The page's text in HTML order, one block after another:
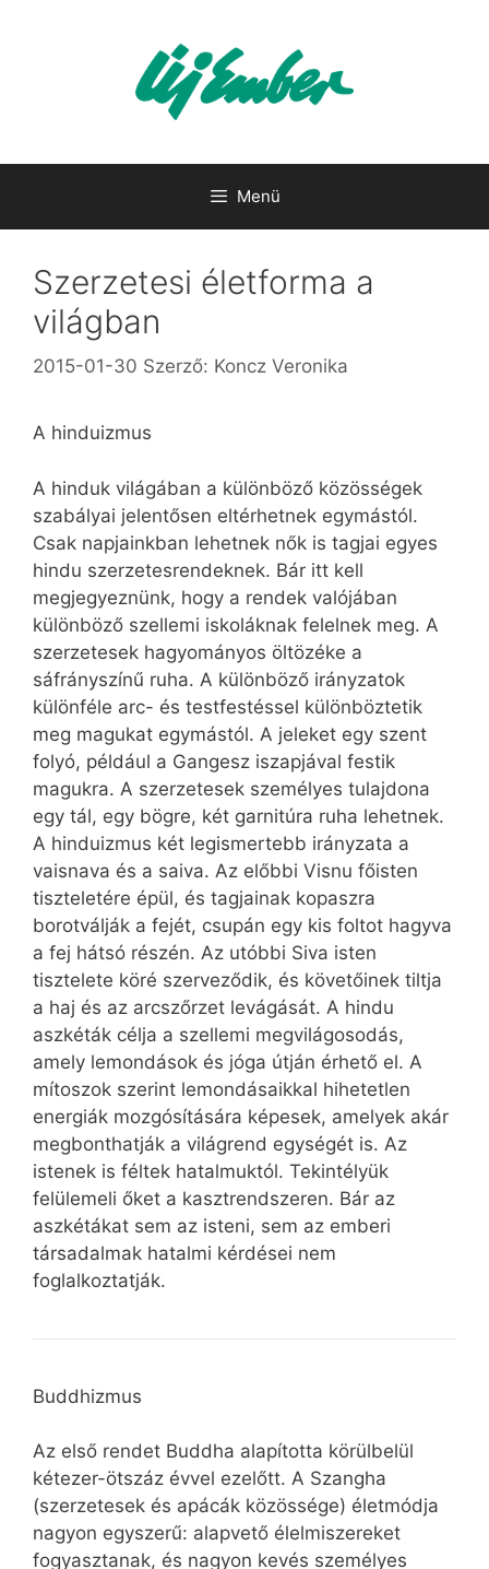
Menü
Szerzetesi életforma a
világban
2015-01-30 Szerző: Koncz Veronika
A hinduizmus
A hinduk világában a különböző közösségek
szabályai jelentősen eltérhetnek egymástól.
Csak napjainkban lehetnek nők is tagjai egyes
hindu szerzetesrendeknek. Bár itt kell
megjegyeznünk, hogy a rendek valójában
különböző szellemi iskoláknak felelnek meg. A
szerzetesek hagyományos öltözéke a
sáfrányszínű ruha. A különböző irányzatok
különféle arc- és testfestéssel különböztetik
meg magukat egymástól. A jeleket egy szent
folyó, például a Gangesz iszapjával festik
magukra. A szerzetesek személyes tulajdona
egy tál, egy bögre, két garnitúra ruha lehetnek.
A hinduizmus két legismertebb irányzata a
vaisnava és a saiva. Az előbbi Visnu főisten
tiszteletére épül, és tagjainak kopaszra
borotválják a fejét, csupán egy kis foltot hagyva
a fej hátsó részén. Az utóbbi Siva isten
tisztelete köré szerveződik, és követőinek tiltja
a haj és az arcszőrzet levágását. A hindu
aszkéták célja a szellemi megvilágosodás,
amely lemondások és jóga útján érhető el. A
mítoszok szerint lemondásaikkal hihetetlen
energiák mozgósítására képesek, amelyek akár
megbonthatják a világrend egységét is. Az
istenek is féltek hatalmuktól. Tekintélyük
felülemeli őket a kasztrendszeren. Bár az
aszkétákat sem az isteni, sem az emberi
társadalmak hatalmi kérdései nem
foglalkoztatják.
Buddhizmus
Az első rendet Buddha alapította körülbelül
kétezer-ötszáz évvel ezelőtt. A Szangha
(szerzetesek és apácák közössége) életmódja
nagyon egyszerű: alapvető élelmiszereket
fogyasztanak, és nagyon kevés személyes